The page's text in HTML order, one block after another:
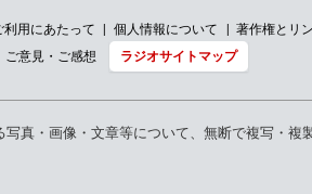
利用にあたって 個人情報について
著作権とリ
ご意見・ご感想
ラジオサイトマップ
真・画像・文章等について、無断で複写・